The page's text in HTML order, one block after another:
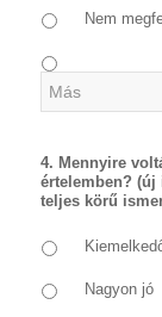
Nem
4. Mennyire
értelemben? (új
teljes körű
Nagyon jó